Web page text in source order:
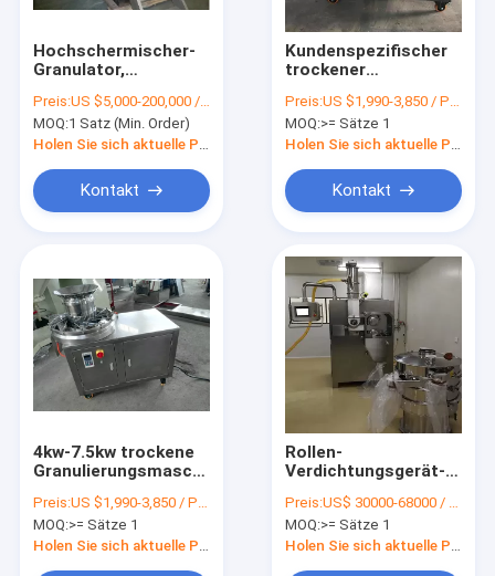
Produkte
Über uns
Fabrik-Ausflug
Fordern Sie ein Zitat
Hochschermischer-
Granulator,
schnelle Mischer-
Granulierer-Maschine
Preis:US $5,000-200,000 / Set |
MOQ:1 Satz (Min. Order)
Holen Sie sich aktuelle Preis
Kontakt
Kundenspezifischer
trockener
Drehverdrängungs-
Granulierer der
Granulations-
500kg/Batch
Preis:US $1,990-3,850 / Piece
MOQ:>= Sätze 1
Holen Sie sich aktuelle Preis
Kontakt
4kw-7.5kw trockene
Granulierungsmaschine
Rotationssupermischer-
Granulator
Preis:US $1,990-3,850 / Piece
MOQ:>= Sätze 1
Holen Sie sich aktuelle Preis
Rollen-
Verdichtungsgerät-
pharmazeutischer
trockener Pulver-
Granulierer
Preis:US$ 30000-68000 / Piece(FOB Price)
MOQ:>= Sätze 1
Holen Sie sich aktuelle Preis